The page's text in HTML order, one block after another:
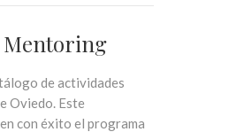
Mentoring
de actividades
Oviedo. Este
con éxito el programa